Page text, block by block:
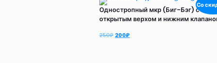
Со
Одностропный мкр (Биг-Бэг) с
открытым верхом и нижним
250₽ Первоначальная
200₽Текущая